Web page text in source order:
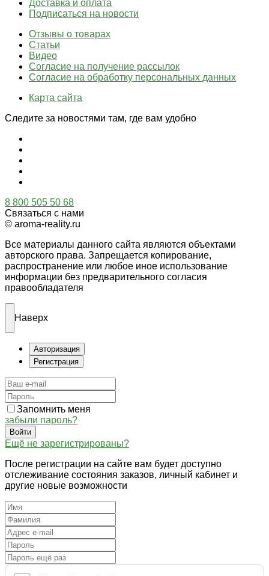
Доставка и оплата
Подписаться на новости
Отзывы о товарах
Статьи
Видео
Согласие на получение рассылок
Согласие на обработку персональных данных
Карта сайта
Следите за новостями там, где вам удобно
8 800 505 50 68
Связаться с нами
© aroma-reality.ru
Все материалы данного сайта являются объектами
авторского права. Запрещается копирование,
распространение или любое иное использование
информации без предварительного согласия
правообладателя
Наверх
Авторизация
Регистрация
Запомнить меня
забыли пароль?
Войти
Ещё не зарегистрированы?
После регистрации на сайте вам будет доступно
отслеживание состояния заказов, личный кабинет и
другие новые возможности